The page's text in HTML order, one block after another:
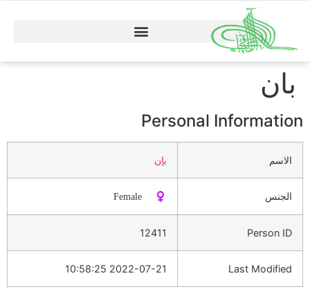
بان
Personal Information
الاسم بان
الجنس ♀️ Female
Person ID
12411
Last Modified
2022-07-21 10:58:25